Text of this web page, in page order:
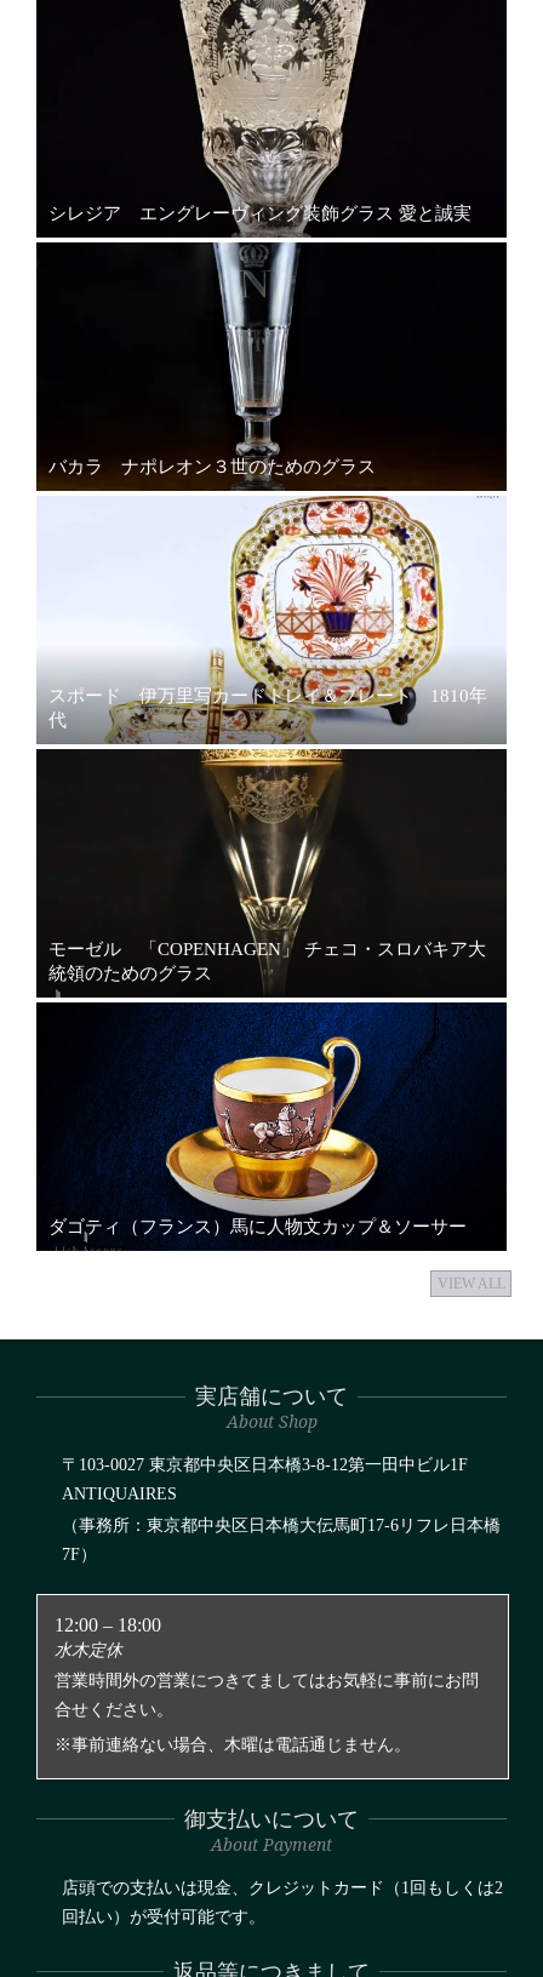
シレジア エングレーヴィング装飾グラス 愛と誠実
バカラ ナポレオン３世のためのグラス
スポード 伊万里写カードトレイ＆プレート 1810年
代
モーゼル 「COPENHAGEN」 チェコ・スロバキア大
統領のためのグラス
ダゴティ（フランス）馬に人物文カップ＆ソーサー
VIEW ALL
実店舗について
About Shop
〒103-0027 東京都中央区日本橋3-8-12第一田中ビル1F
ANTIQUAIRES
（事務所：東京都中央区日本橋大伝馬町17-6リフレ日本橋
7F）
12:00 – 18:00
水木定休
営業時間外の営業につきてましてはお気軽に事前にお問
合せください。
※事前連絡ない場合、木曜は電話通じません。
御支払いについて
About Payment
店頭での支払いは現金、クレジットカード（1回もしくは2
回払い）が受付可能です。